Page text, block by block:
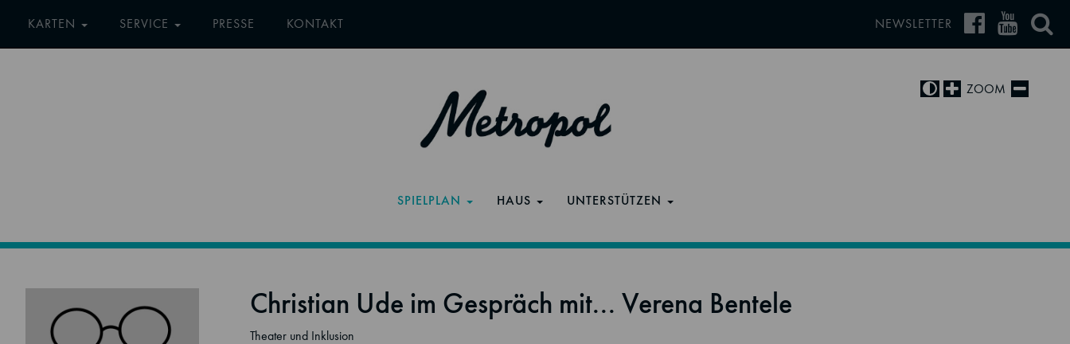
KARTEN SERVICE PRESSE KONTAKT NEWSLETTER
ZOOM
SPIELPLAN HAUS UNTERSTÜTZEN
Christian Ude im Gespräch mit... Verena Bentele
Theater und Inklusion